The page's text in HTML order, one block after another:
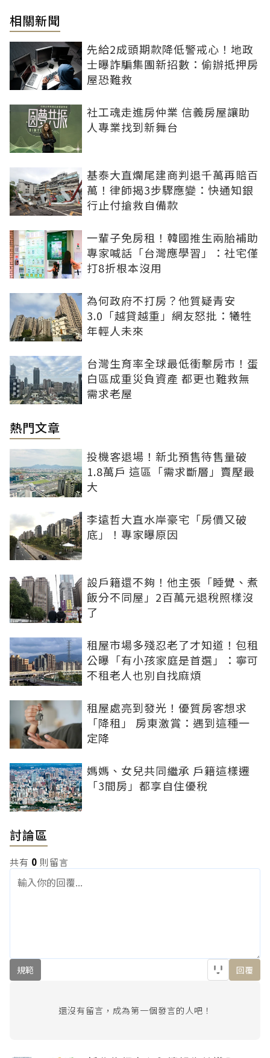
相關新聞
先給2成頭期款降低警戒心！地政
士曝詐騙集團新招數：偷辦抵押房
屋恐難救
社工魂走進房仲業 信義房屋讓助
人專業找到新舞台
基泰大直爛尾建商判退千萬再賠百
萬！律師揭3步驟應變：快通知銀
行止付搶救自備款
一輩子免房租！韓國推生兩胎補助
專家喊話「台灣應學習」：社宅僅
打8折根本沒用
為何政府不打房？他質疑青安
3.0「越貸越重」網友怒批：犧牲
年輕人未來
台灣生育率全球最低衝擊房市！蛋
白區成重災負資產 都更也難救無
需求老屋
熱門文章
投機客退場！新北預售待售量破
1.8萬戶 這區「需求斷層」賣壓最
大
李遠哲大直水岸豪宅「房價又破
底」！專家曝原因
設戶籍還不夠！他主張「睡覺、煮
飯分不同屋」2百萬元退稅照樣沒
了
租屋市場多殘忍老了才知道！包租
公曝「有小孩家庭是首選」：寧可
不租老人也別自找麻煩
租屋處亮到發光！優質房客想求
「降租」 房東激賞：遇到這種一
定降
媽媽、女兒共同繼承 戶籍這樣遷
「3間房」都享自住優稅
討論區
共有 0 則留言
規範 回覆
還沒有留言，成為第一個發言的人吧！